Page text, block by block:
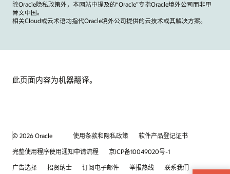
除Oracle隐私政策外，本网站中提及的“Oracle”专指Oracle境外公司而非甲
骨文中国。
相关Cloud或云术语均指代Oracle境外公司提供的云技术或其解决方案。
此页面内容为机器翻译。
© 2026 Oracle 使用条款和隐私政策
软件产品登记证书
完整使用程序使用通知申请流程
京ICP备10049020号-1
广告选择
招贤纳士 订阅电子邮件 举报热线 联系我们